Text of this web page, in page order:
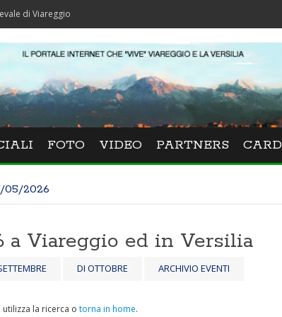
FOTO VIDEO PARTNERS CARD
05/2026
a Viareggio ed in Versilia
DI OTTOBRE ARCHIVIO EVENTI
la ricerca o torna in home.